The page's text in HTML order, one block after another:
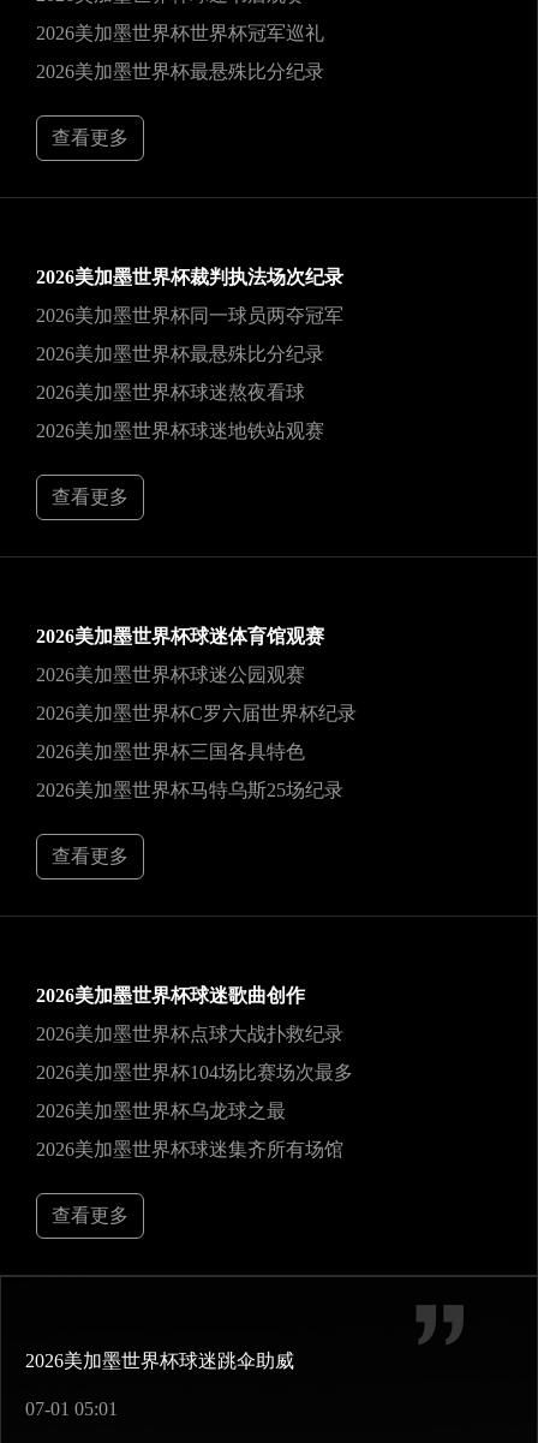
2026美加墨世界杯世界杯冠军巡礼
2026美加墨世界杯最悬殊比分纪录
查看更多
2026美加墨世界杯裁判执法场次纪录
2026美加墨世界杯同一球员两夺冠军
2026美加墨世界杯最悬殊比分纪录
2026美加墨世界杯球迷熬夜看球
2026美加墨世界杯球迷地铁站观赛
查看更多
2026美加墨世界杯球迷体育馆观赛
2026美加墨世界杯球迷公园观赛
2026美加墨世界杯C罗六届世界杯纪录
2026美加墨世界杯三国各具特色
2026美加墨世界杯马特乌斯25场纪录
查看更多
2026美加墨世界杯球迷歌曲创作
2026美加墨世界杯点球大战扑救纪录
2026美加墨世界杯104场比赛场次最多
2026美加墨世界杯乌龙球之最
2026美加墨世界杯球迷集齐所有场馆
查看更多
2026美加墨世界杯球迷跳伞助威
07-01 05:01